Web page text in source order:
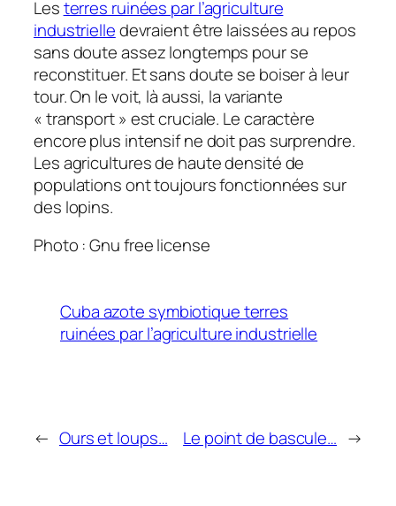
Lesterres ruinées par l’agriculture
industrielledevraient être laissées au repos
sans doute assez longtemps pour se
reconstituer. Et sans doute se boiser à leur
tour. On le voit, là aussi, la variante
« transport » est cruciale. Le caractère
encore plus intensif ne doit pas surprendre.
Les agricultures de haute densité de
populations ont toujours fonctionnées sur
des lopins.
Photo : Gnu free license
Cuba azote symbiotique terres
ruinées par l’agriculture industrielle
← Ours et loups… Le point de bascule… →